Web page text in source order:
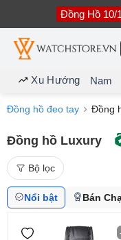
nội
dung
Đồng Hồ 10/
Xu Hướng Nam
Đồng hồ đeo tay Đồng
Đồng hồ Luxury
Bộ lọc
Nổi bật Bán